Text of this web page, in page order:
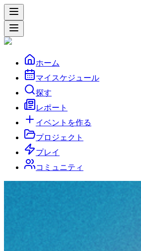
ホーム
マイスケジュール
探す
レポート
イベントを作る
プロジェクト
プレイ
コミュニティ